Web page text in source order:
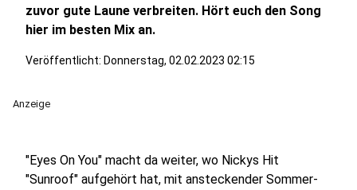
zuvor gute Laune verbreiten. Hört euch den Song
hier im besten Mix an.
Veröffentlicht: Donnerstag, 02.02.2023 02:15
Anzeige
"Eyes On You" macht da weiter, wo Nickys Hit
"Sunroof" aufgehört hat, mit ansteckender Sommer-